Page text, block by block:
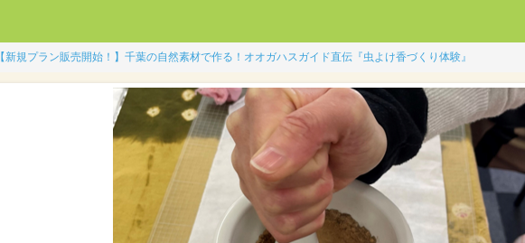
【新規プラン販売開始！】千葉の自然素材で作る！オオガハスガイド直伝『虫よけ香づくり体験』